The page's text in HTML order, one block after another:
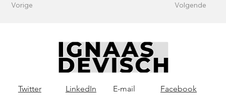
Vorige Volgende
Twitter E-mail
LinkedIn Facebook